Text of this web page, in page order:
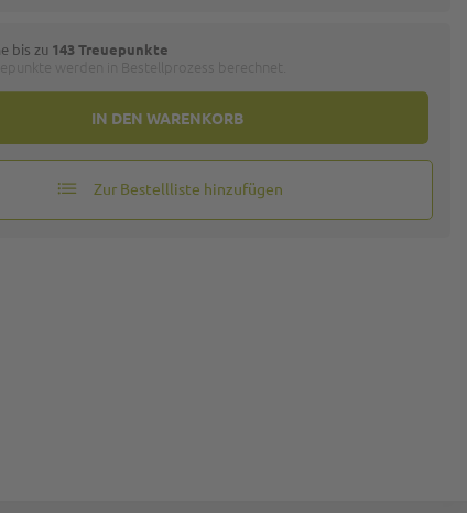
IN DEN WARENKORB
bis zu 143 Treuepunkte
Zur Bestellliste hinzufügen